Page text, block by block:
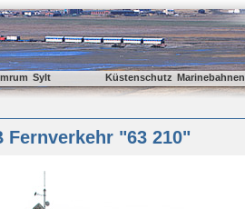
Sylt Küstenschutz Marinebahnen
Fernverkehr "63 210"